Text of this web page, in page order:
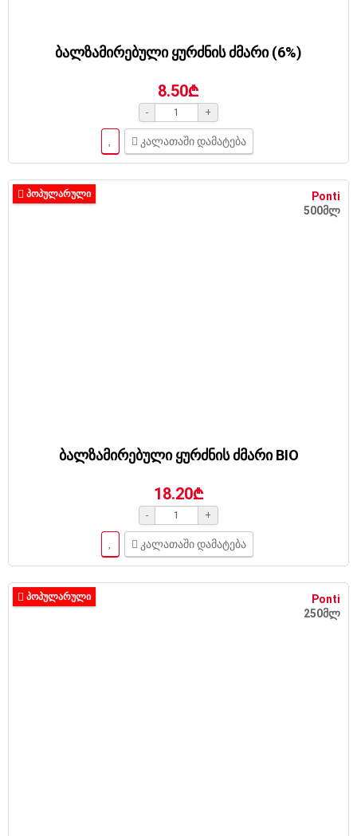
ბალზამირებული ყურძნის ძმარი (6%)
8.50₾
- +
კალათაში დამატება
Ponti
500მლ
ᲞᲝᲞᲣᲚᲐᲠᲣᲚᲘ
ბალზამირებული ყურძნის ძმარი BIO
18.20₾
- +
კალათაში დამატება
Ponti
250მლ
ᲞᲝᲞᲣᲚᲐᲠᲣᲚᲘ